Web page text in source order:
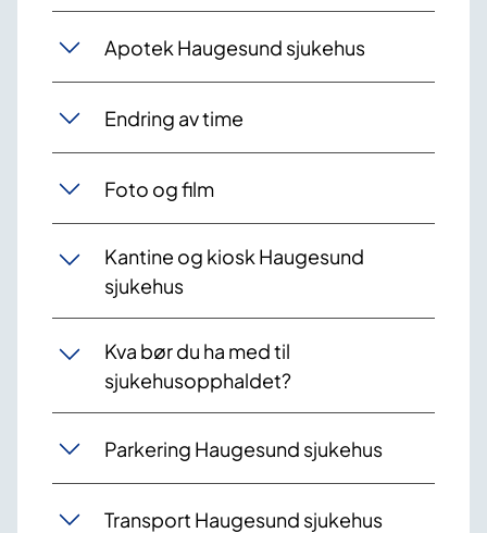
Apotek Haugesund sjukehus
Endring av time
Foto og film
Kantine og kiosk Haugesund
sjukehus
Kva bør du ha med til
sjukehusopphaldet?
Parkering Haugesund sjukehus
Transport Haugesund sjukehus